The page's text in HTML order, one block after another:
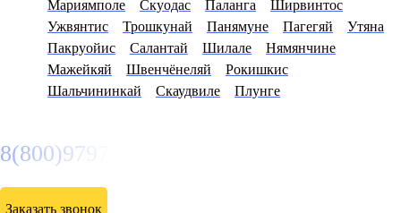
Мариямполе Скуодас Паланга
Ширвинтос
Ужвянтис
Трошкунай Панямуне Пагегяй
Утяна
Пакруойис
Салантай Шилале
Нямянчине
Мажейкяй
Швенчёнеляй
Рокишкис
Шальчининкай
Скаудвиле Плунге
8(800)9797043
Заказать звонок